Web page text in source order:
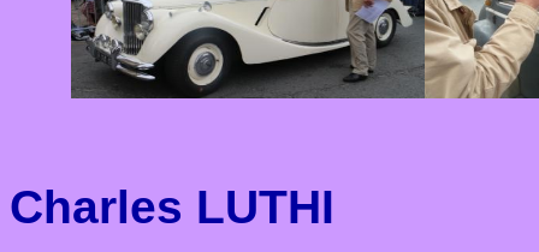
Charles LUTHI